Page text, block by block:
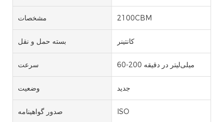
مشخصات 2100CBM
بسته حمل و نقل کانتینر
سرعت 60-200 میلی‌لیتر در دقیقه
وضعیت جدید
صدور گواهینامه ISO